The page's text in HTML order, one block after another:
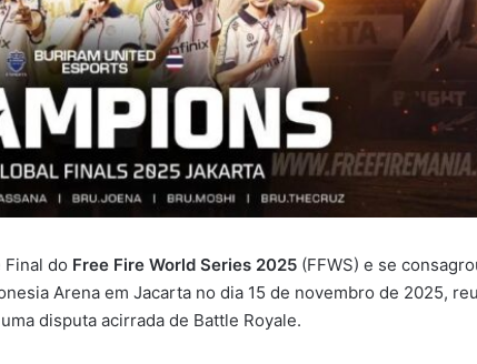
do Free Fire World Series 2025 (FFWS) e se
Arena em Jacarta no dia 15 de novembro de 2025,
disputa acirrada de Battle Royale.